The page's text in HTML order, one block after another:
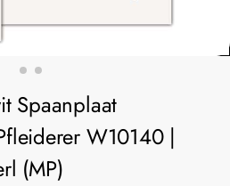
Spaanplaat
W10140 |
(MP)